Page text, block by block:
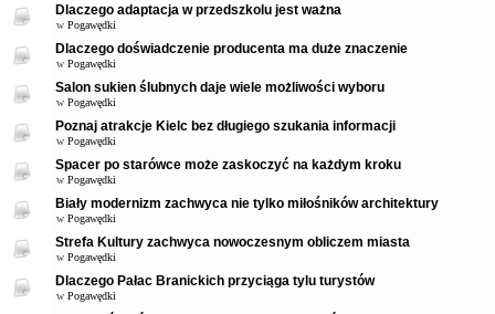
Dlaczego adaptacja w przedszkolu jest ważna
w Pogawędki
Dlaczego doświadczenie producenta ma duże znaczenie
w Pogawędki
Salon sukien ślubnych daje wiele możliwości wyboru
w Pogawędki
Poznaj atrakcje Kielc bez długiego szukania informacji
w Pogawędki
Spacer po starówce może zaskoczyć na każdym kroku
w Pogawędki
Biały modernizm zachwyca nie tylko miłośników architektury
w Pogawędki
Strefa Kultury zachwyca nowoczesnym obliczem miasta
w Pogawędki
Dlaczego Pałac Branickich przyciąga tylu turystów
w Pogawędki